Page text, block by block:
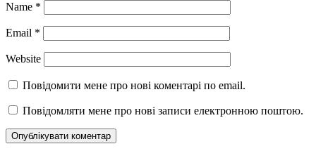
Name *
Email *
Website
Повідомити мене про нові коментарі по email.
Повідомляти мене про нові записи електронною поштою.